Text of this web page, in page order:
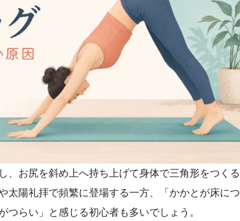
、お尻を斜め上へ持ち上げて身体で三角形をつくる
太陽礼拝で頻繁に登場する一方、「かかとが床につ
らい」と感じる初心者も多いでしょう。